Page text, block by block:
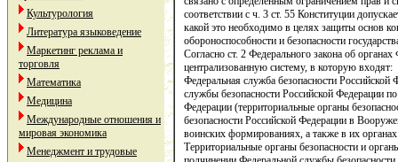
Культурология
Литература языковедение
Маркетинг реклама и
торговля
Математика
Медицина
Международные отношения и
мировая экономика
Менеджмент и трудовые
соответствии с ч. 3 ст. 55 Конституции
какой это необходимо в целях защиты основ
обороноспособности и безопасности
Согласно ст. 2 Федерального закона об
централизованную систему, в которую входят:
Федеральная служба безопасности
службы безопасности Российской Федерации
Федерации (территориальные органы
безопасности Российской Федерации в
воинских формированиях, а также в их
Территориальные органы безопасности и